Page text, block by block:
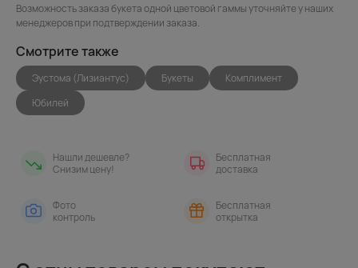
Возможность заказа букета одной цветовой гаммы уточняйте у наших
менеджеров при подтверждении заказа.
Смотрите также
Эустома (Лизиантус) Букеты
Комплимент
Юбилей
Нашли дешевле?
Снизим цену!
Бесплатная
доставка
Фото
контроль
Бесплатная
открытка